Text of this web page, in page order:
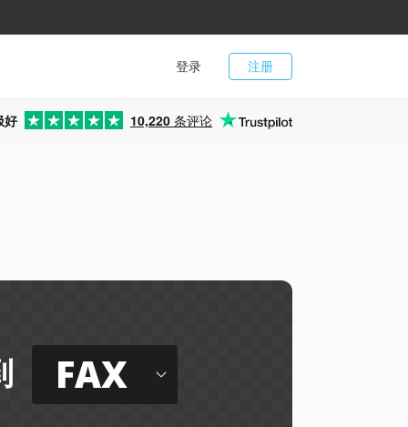
注册
登录
好 10,220 条评论
FAX